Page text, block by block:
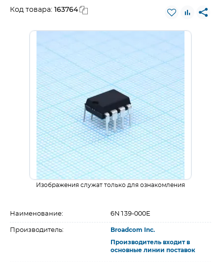
Код товара: 163764
Изображения служат только для ознакомления
Наименование: 6N139-000E
Производитель: Broadcom Inc.
Производитель входит в
основные линии поставок